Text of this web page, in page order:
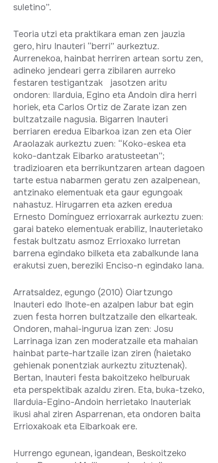
suletino”.
Teoria utzi eta praktikara eman zen jauzia
gero, hiru Inauteri “berri” aurkeztuz.
Aurrenekoa, hainbat herriren artean sortu zen,
adineko jendeari gerra zibilaren aurreko
festaren testigantzak jasotzen aritu
ondoren: Ilarduia, Egino eta Andoin dira herri
horiek, eta Carlos Ortiz de Zarate izan zen
bultzatzaile nagusia. Bigarren Inauteri
berriaren eredua Eibarkoa izan zen eta Oier
Araolazak aurkeztu zuen: “Koko-eskea eta
koko-dantzak Eibarko aratusteetan”;
tradizioaren eta berrikuntzaren artean dagoen
tarte estua nabarmen geratu zen azalpenean,
antzinako elementuak eta gaur egungoak
nahastuz. Hirugarren eta azken eredua
Ernesto Domínguez errioxarrak aurkeztu zuen:
garai bateko elementuak erabiliz, Inauterietako
festak bultzatu asmoz Errioxako lurretan
barrena egindako bilketa eta zabalkunde lana
erakutsi zuen, bereziki Enciso-n egindako lana.
Arratsaldez, egungo (2010) Oiartzungo
Inauteri edo Ihote-en azalpen labur bat egin
zuen festa horren bultzatzaile den elkarteak.
Ondoren, mahai-ingurua izan zen: Josu
Larrinaga izan zen moderatzaile eta mahaian
hainbat parte-hartzaile izan ziren (haietako
gehienak ponentziak aurkeztu zituztenak).
Bertan, Inauteri festa bakoitzeko helburuak
eta perspektibak azaldu ziren. Eta, buka-tzeko,
Ilarduia-Egino-Andoin herrietako Inauteriak
ikusi ahal ziren Asparrenan, eta ondoren baita
Errioxakoak eta Eibarkoak ere.
Hurrengo egunean, igandean, Beskoitzeko